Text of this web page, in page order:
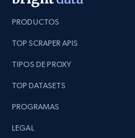
Lazada - Products
price, Currency, Stock, and more.
keyword
PRODUCTOS
TOP SCRAPER APIS
TIPOS DE PROXY
TOP DATASETS
PROGRAMAS
LEGAL